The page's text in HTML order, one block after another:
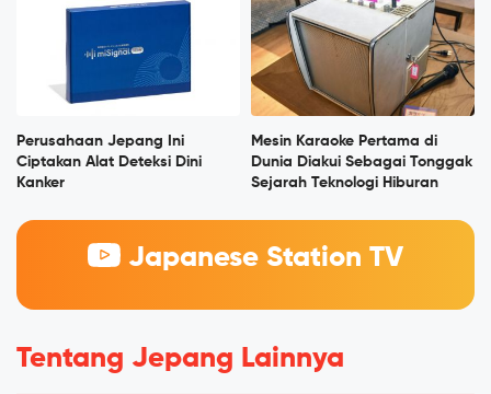
Perusahaan Jepang Ini
Ciptakan Alat Deteksi Dini
Kanker
Mesin Karaoke Pertama di
Dunia Diakui Sebagai Tonggak
Sejarah Teknologi Hiburan
Japanese Station TV
Tentang Jepang Lainnya